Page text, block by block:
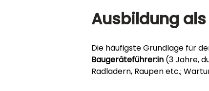
Ausbildung
Die häufigste Grundlage für
Baugeräteführer:in (3 Jahre,
Radladern, Raupen etc.;